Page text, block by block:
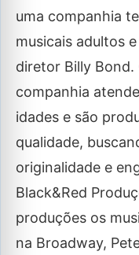
uma companhia
musicais adultos
diretor Billy Bond.
companhia
idades e são
qualidade,
originalidade e
Black&Red
produções os
na Broadway,